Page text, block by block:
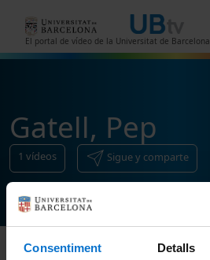
Consentiment Detalls
El portal de vídeo de la Universitat de Barcelona
Gatell, Pep
1 vídeos Sigue y comparte